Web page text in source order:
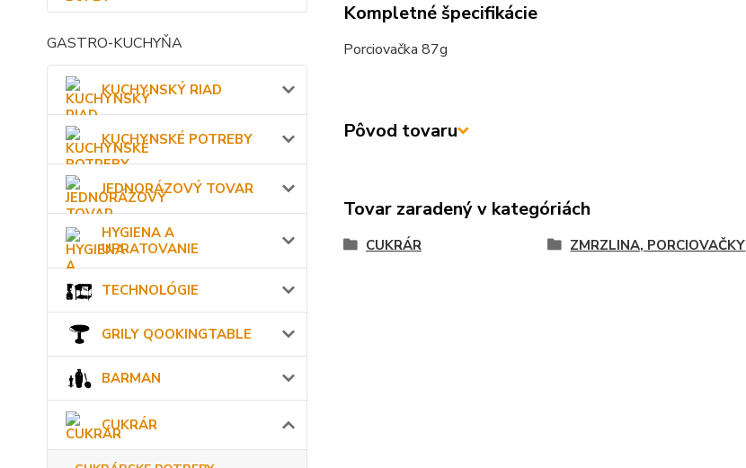
GASTRO-KUCHYŇA
KUCHYNSKÝ RIAD
KUCHYNSKÉ POTREBY
JEDNORÁZOVÝ TOVAR
HYGIENA A
UPRATOVANIE
TECHNOLÓGIE
GRILY QOOKINGTABLE
BARMAN
CUKRÁR
Kompletné špecifikácie
Porciovačka 87g
Pôvod tovaru
Tovar zaradený v kategóriách
CUKRÁR ZMRZLINA, PORCIOVAČKY